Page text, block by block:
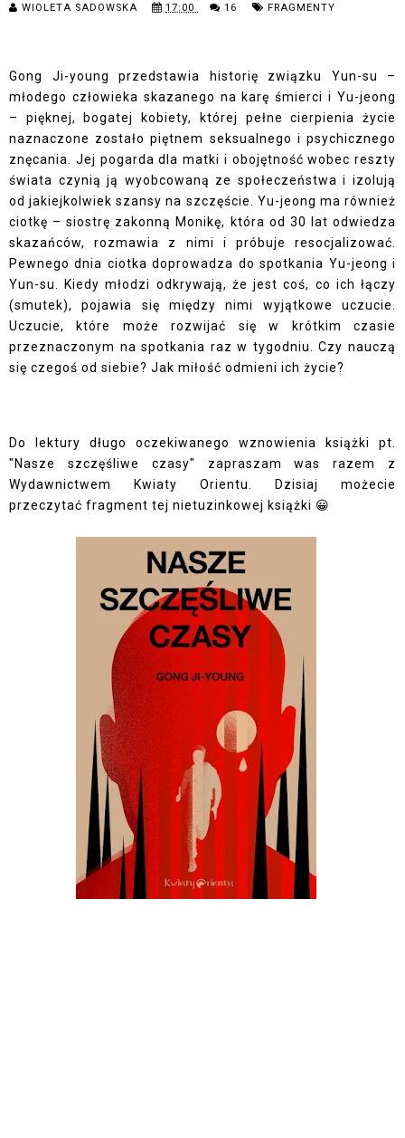
WIOLETA SADOWSKA 17:00 16 FRAGMENTY
Gong Ji-young przedstawia historię związku Yun-su –
młodego człowieka skazanego na karę śmierci i Yu-jeong
– pięknej, bogatej kobiety, której pełne cierpienia życie
naznaczone zostało piętnem seksualnego i psychicznego
znęcania. Jej pogarda dla matki i obojętność wobec reszty
świata czynią ją wyobcowaną ze społeczeństwa i izolują
od jakiejkolwiek szansy na szczęście. Yu-jeong ma również
ciotkę – siostrę zakonną Monikę, która od 30 lat odwiedza
skazańców, rozmawia z nimi i próbuje resocjalizować.
Pewnego dnia ciotka doprowadza do spotkania Yu-jeong i
Yun-su. Kiedy młodzi odkrywają, że jest coś, co ich łączy
(smutek), pojawia się między nimi wyjątkowe uczucie.
Uczucie, które może rozwijać się w krótkim czasie
przeznaczonym na spotkania raz w tygodniu. Czy nauczą
się czegoś od siebie? Jak miłość odmieni ich życie?
Do lektury długo oczekiwanego wznowienia książki pt.
"Nasze szczęśliwe czasy" zapraszam was razem z
Wydawnictwem Kwiaty Orientu. Dzisiaj możecie
przeczytać fragment tej nietuzinkowej książki 😀